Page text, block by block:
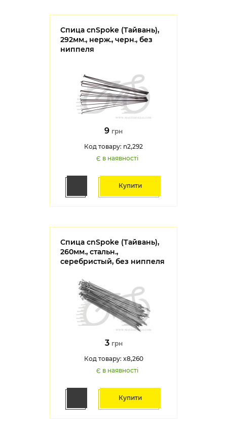
Спица cnSpoke (Тайвань),
292мм., нерж., черн., без
ниппеля
9 грн
Код товару: n2,292
Є в наявності
Купити
Спица cnSpoke (Тайвань),
260мм., стальн.,
серебристый, без ниппеля
3 грн
Код товару: x8,260
Є в наявності
Купити